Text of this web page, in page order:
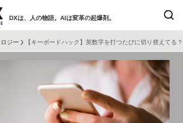
DXは、人の物語。AIは変革の起爆剤。
インタビュー
ニュース
日本オムニチャネル協会
ジー 【キーボードハック】英数字を打つたびに切り替えてる